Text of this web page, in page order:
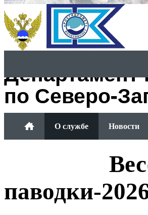
Департамент
по Северо-
О службе Новости
паводки-